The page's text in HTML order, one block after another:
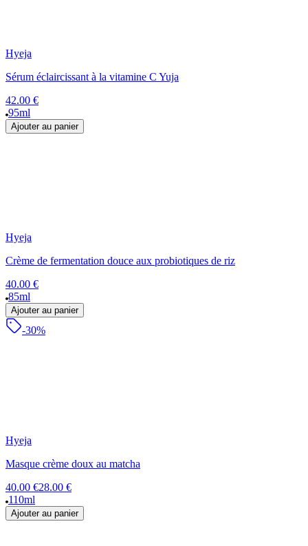
Hyeja
Sérum éclaircissant à la vitamine C Yuja
42.00 €
95ml
Ajouter au panier
Hyeja
Crème de fermentation douce aux probiotiques de riz
40.00 €
85ml
Ajouter au panier
-30%
Hyeja
Masque crème doux au matcha
40.00 €28.00 €
110ml
Ajouter au panier